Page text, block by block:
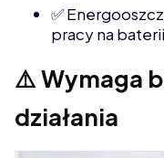
✅
pracy na
⚠️ Wymaga
działania